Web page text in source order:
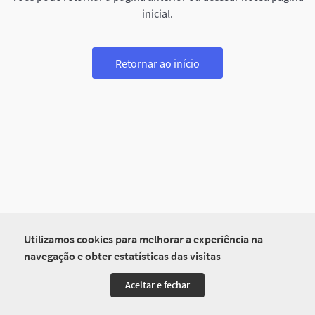
Utilizamos cookies para melhorar a experiência na
navegação e obter estatísticas das visitas
Aceitar e fechar
inicial.
Retornar ao início